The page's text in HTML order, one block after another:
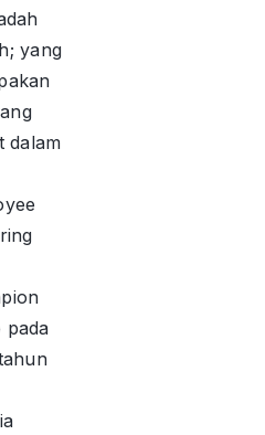
yang
dalam
pada